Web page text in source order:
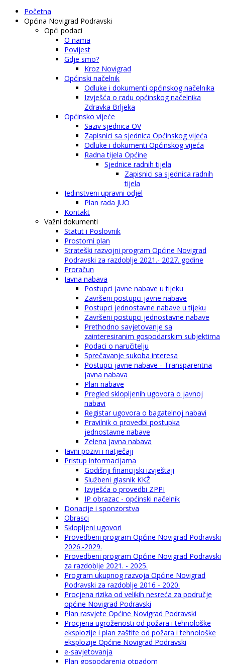
Početna
Općina Novigrad Podravski
Opći podaci
O nama
Povijest
Gdje smo?
Kroz Novigrad
Općinski načelnik
Odluke i dokumenti općinskog načelnika
Izvješća o radu općinskog načelnika
Zdravka Brljeka
Općinsko vijeće
Saziv sjednica OV
Zapisnici sa sjednica Općinskog vijeća
Odluke i dokumenti Općinskog vijeća
Radna tijela Općine
Sjednice radnih tijela
Zapisnici sa sjednica radnih
tijela
Jedinstveni upravni odjel
Plan rada JUO
Kontakt
Važni dokumenti
Statut i Poslovnik
Prostorni plan
Strateški razvojni program Općine Novigrad
Podravski za razdoblje 2021.- 2027. godine
Proračun
Javna nabava
Postupci javne nabave u tijeku
Završeni postupci javne nabave
Postupci jednostavne nabave u tijeku
Završeni postupci jednostavne nabave
Prethodno savjetovanje sa
zainteresiranim gospodarskim subjektima
Podaci o naručitelju
Sprečavanje sukoba interesa
Postupci javne nabave - Transparentna
javna nabava
Plan nabave
Pregled sklopljenih ugovora o javnoj
nabavi
Registar ugovora o bagatelnoj nabavi
Pravilnik o provedbi postupka
jednostavne nabave
Zelena javna nabava
Javni pozivi i natječaji
Pristup informacijama
Godišnji financijski izvještaji
Službeni glasnik KKŽ
Izvješća o provedbi ZPPI
IP obrazac - općinski načelnik
Donacije i sponzorstva
Obrasci
Sklopljeni ugovori
Provedbeni program Općine Novigrad Podravski
2026.-2029.
Provedbeni program Općine Novigrad Podravski
za razdoblje 2021. - 2025.
Program ukupnog razvoja Općine Novigrad
Podravski za razdoblje 2016 - 2020.
Procjena rizika od velikih nesreća za područje
općine Novigrad Podravski
Plan rasvjete Općine Novigrad Podravski
Procjena ugroženosti od požara i tehnološke
eksplozije i plan zaštite od požara i tehnološke
eksplozije Općine Novigrad Podravski
e-savjetovanja
Plan gospodarenja otpadom